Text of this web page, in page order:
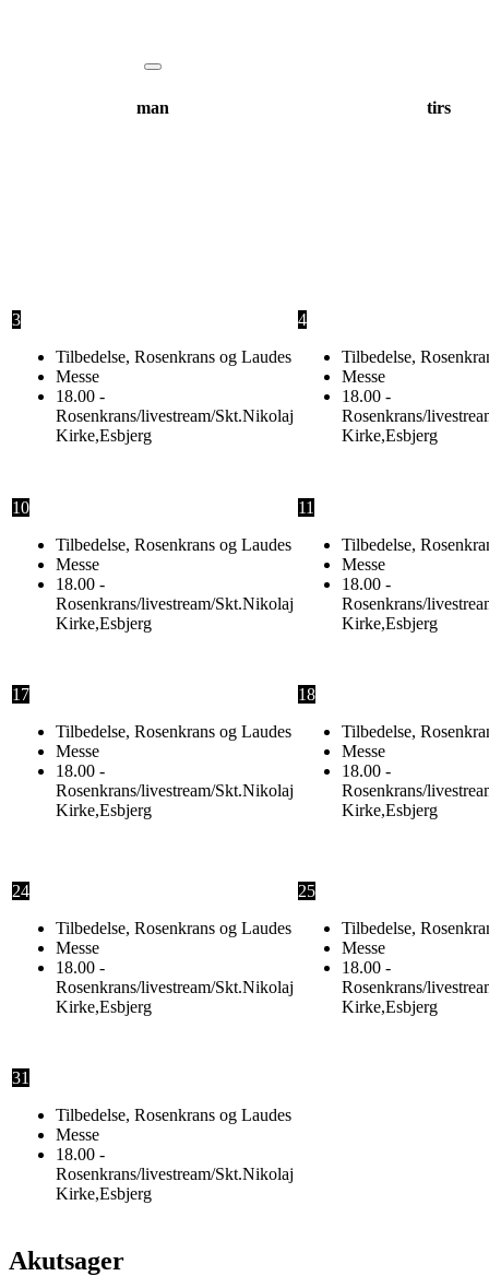
man tirs
3
Tilbedelse, Rosenkrans og Laudes
Messe
18.00 -
Rosenkrans/livestream/Skt.Nikolaj
Kirke,Esbjerg
4
Tilbedelse,
Messe
18.00 -
Rosenkrans/
Kirke,Esbjerg
10
Tilbedelse, Rosenkrans og Laudes
Messe
18.00 -
Rosenkrans/livestream/Skt.Nikolaj
Kirke,Esbjerg
11
Tilbedelse,
Messe
18.00 -
Rosenkrans/
Kirke,Esbjerg
17
Tilbedelse, Rosenkrans og Laudes
Messe
18.00 -
Rosenkrans/livestream/Skt.Nikolaj
Kirke,Esbjerg
18
Tilbedelse,
Messe
18.00 -
Rosenkrans/
Kirke,Esbjerg
24
Tilbedelse, Rosenkrans og Laudes
Messe
18.00 -
Rosenkrans/livestream/Skt.Nikolaj
Kirke,Esbjerg
25
Tilbedelse,
Messe
18.00 -
Rosenkrans/
Kirke,Esbjerg
31
Tilbedelse, Rosenkrans og Laudes
Messe
18.00 -
Rosenkrans/livestream/Skt.Nikolaj
Kirke,Esbjerg
Akutsager